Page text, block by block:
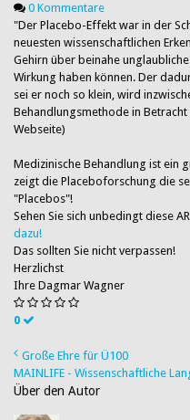
0 Kommentare
"Der Placebo-Effekt war in der
neuesten wissenschaftlichen
Gehirn über beinahe
Wirkung haben können. Der
sei er noch so klein, wird
Behandlungsmethode in
Webseite)
Medizinische Behandlung ist ein
zeigt die Placeboforschung die
"Placebos"!
Sehen Sie sich unbedingt diese
dazu!
Das sollten Sie nicht verpassen!
Herzlichst
Ihre Dagmar Wagner
0
Große Ehre für Ü100
MAINLIFE - Wissenschaftliche
Über den Autor